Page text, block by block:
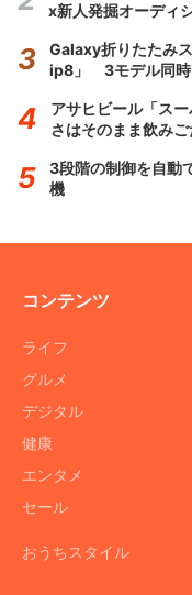
x新人発掘オーディ
Galaxy折りたたみ
ip8」 3モデル同時
アサヒビール「ス
さはそのまま飲み
3段階の制御を自動
機
コンテンツ
ライフ
グルメ
デジタル
健康
エンタメ
セール
おうちスタイル